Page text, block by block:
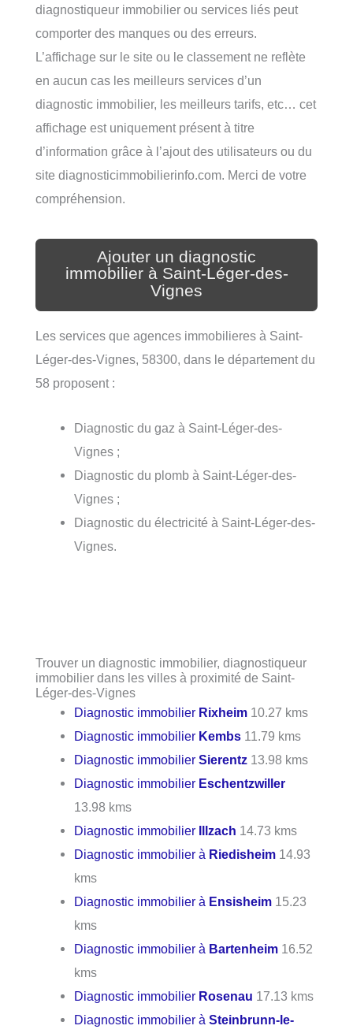
diagnostiqueur immobilier ou services liés peut
comporter des manques ou des erreurs.
L’affichage sur le site ou le classement ne reflète
en aucun cas les meilleurs services d’un
diagnostic immobilier, les meilleurs tarifs, etc… cet
affichage est uniquement présent à titre
d’information grâce à l’ajout des utilisateurs ou du
site diagnosticimmobilierinfo.com. Merci de votre
compréhension.
Ajouter un diagnostic
immobilier à Saint-Léger-des-
Vignes
Les services que agences immobilieres à Saint-
Léger-des-Vignes, 58300, dans le département du
58 proposent :
Diagnostic du gaz à Saint-Léger-des-
Vignes ;
Diagnostic du plomb à Saint-Léger-des-
Vignes ;
Diagnostic du électricité à Saint-Léger-des-
Vignes.
Trouver un diagnostic immobilier, diagnostiqueur
immobilier dans les villes à proximité de Saint-
Léger-des-Vignes
Diagnostic immobilier Rixheim 10.27 kms
Diagnostic immobilier Kembs 11.79 kms
Diagnostic immobilierSierentz 13.98 kms
Diagnostic immobilier Eschentzwiller
13.98 kms
Diagnostic immobilier Illzach 14.73 kms
Diagnostic immobilier à Riedisheim 14.93
kms
Diagnostic immobilier à Ensisheim 15.23
kms
Diagnostic immobilier à Bartenheim 16.52
kms
Diagnostic immobilier Rosenau 17.13 kms
Diagnostic immobilier àSteinbrunn-le-